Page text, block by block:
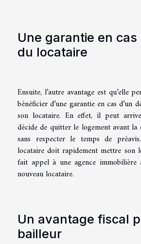
Une garantie en
du locataire
Ensuite, l’autre avantage est qu’elle
bénéficier d’une garantie en cas d’un
son locataire. En effet, il peut
décide de quitter le logement avant la
sans respecter le temps de
locataire doit rapidement mettre son
fait appel à une agence
nouveau locataire.
Un avantage fiscal
bailleur